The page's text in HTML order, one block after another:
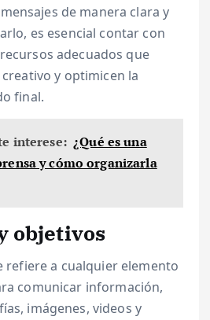
de manera clara y
es esencial contar con
adecuados que
y optimicen la
final.
interese: ¿Qué es una
y cómo organizarla
objetivos
refiere a cualquier elemento
comunicar información,
imágenes, videos y